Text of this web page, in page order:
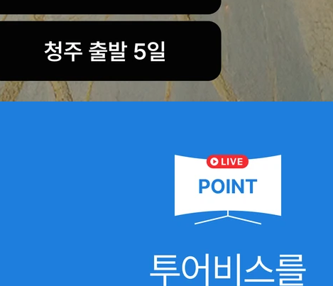
로그인하면 문의 내용을
더 쉽고 빠르게 볼 수 있어요.
비회원 문의 로그인하기
클립보드에 링크 복사